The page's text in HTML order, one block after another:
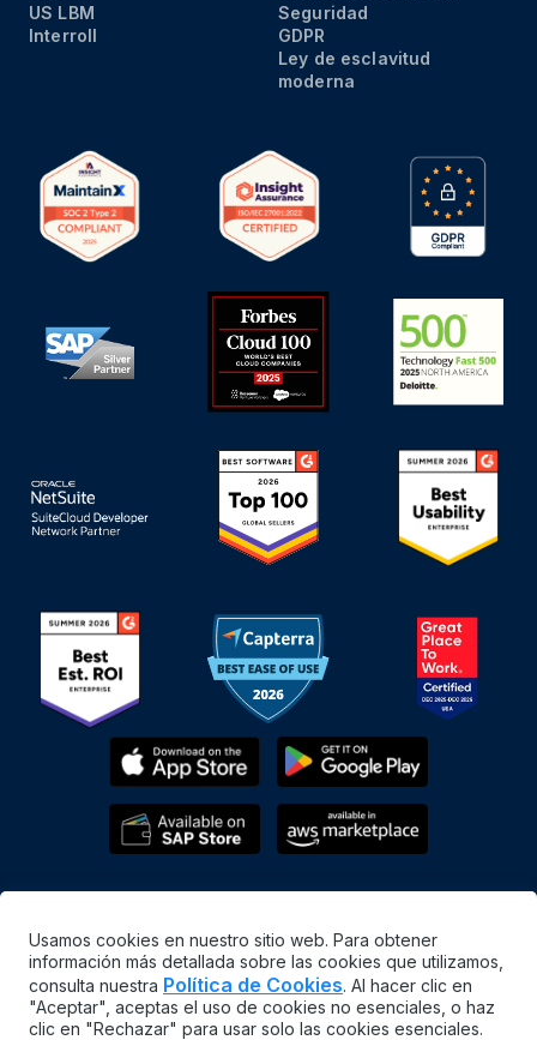
US LBM
Interroll
Seguridad
GDPR
Ley de esclavitud
moderna
Español
Usamos cookies en nuestro sitio web. Para obtener
información más detallada sobre las cookies que utilizamos,
consulta nuestra Política de Cookies. Al hacer clic en
"Aceptar", aceptas el uso de cookies no esenciales, o haz
clic en "Rechazar" para usar solo las cookies esenciales.